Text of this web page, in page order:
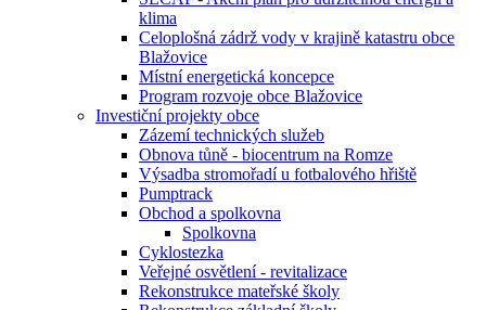
klima
Celoplošná zádrž vody v krajině katastru obce
Blažovice
Místní energetická koncepce
Program rozvoje obce Blažovice
Investiční projekty obce
Zázemí technických služeb
Obnova tůně - biocentrum na Romze
Výsadba stromořadí u fotbalového hřiště
Pumptrack
Obchod a spolkovna
Spolkovna
Cyklostezka
Veřejné osvětlení - revitalizace
Rekonstrukce mateřské školy